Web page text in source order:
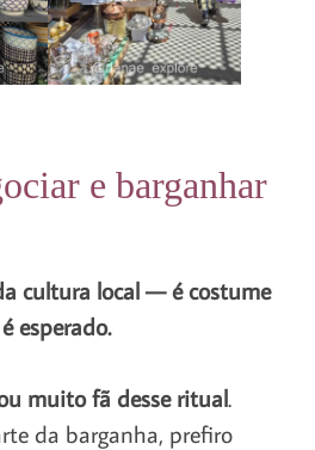
e barganhar
cultura local — é costume
esperado.
muito fã desse ritual.
da barganha, prefiro